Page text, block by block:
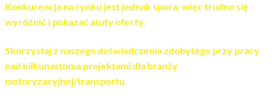
Konkurencja na rynku jest jednak spora, więc trudno się
wyróżnić i pokazać atuty oferty.
Skorzystaj z naszego doświadczenia zdobytego przy pracy
nad kilkunastoma projektami dla branży
motoryzacyjnej/transportu.